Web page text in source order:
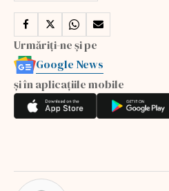
Urmăriți-ne și pe
Google News
și în aplicațiile mobile